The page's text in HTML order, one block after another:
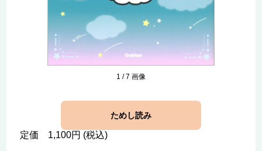
1 /7 画像
ためし読み
定価 1,100円 (税込)